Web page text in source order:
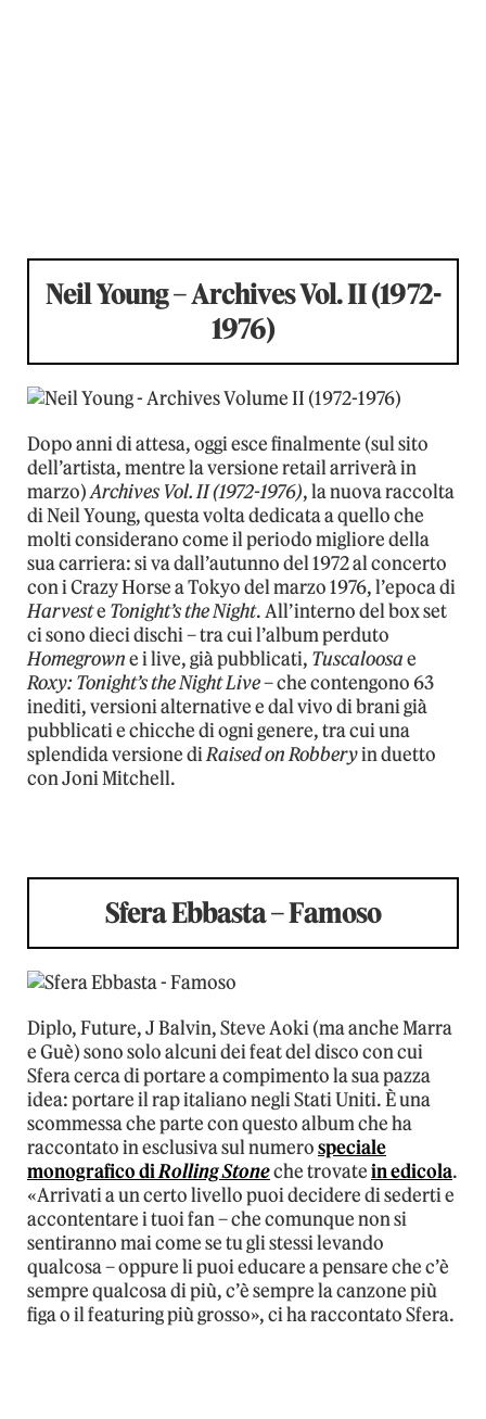
Neil Young – Archives Vol. II (1972-
1976)
Dopo anni di attesa, oggi esce finalmente (sul sito
dell’artista, mentre la versione retail arriverà in
marzo)Archives Vol. II (1972-1976), la nuova raccolta
di Neil Young, questa volta dedicata a quello che
molti considerano come il periodo migliore della
sua carriera: si va dall’autunno del 1972 al concerto
con i Crazy Horse a Tokyo del marzo 1976, l’epoca di
Harveste Tonight’s the Night. All’interno del box set
ci sono dieci dischi – tra cui l’album perduto
Homegrowne i live, già pubblicati, Tuscaloosae
Roxy: Tonight’s the Night Live– che contengono 63
inediti, versioni alternative e dal vivo di brani già
pubblicati e chicche di ogni genere, tra cui una
splendida versione diRaised on Robberyin duetto
con Joni Mitchell.
Sfera Ebbasta – Famoso
Diplo, Future, J Balvin, Steve Aoki (ma anche Marra
e Guè) sono solo alcuni dei feat del disco con cui
Sfera cerca di portare a compimento la sua pazza
idea: portare il rap italiano negli Stati Uniti. È una
scommessa che parte con questo album che ha
raccontato in esclusiva sul numerospeciale
monografico diRolling Stoneche trovatein edicola.
«Arrivati a un certo livello puoi decidere di sederti e
accontentare i tuoi fan – che comunque non si
sentiranno mai come se tu gli stessi levando
qualcosa – oppure li puoi educare a pensare che c’è
sempre qualcosa di più, c’è sempre la canzone più
figa o il featuring più grosso», ci ha raccontato Sfera.